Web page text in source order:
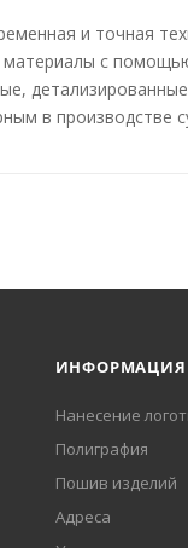
и точная
материалы с
в производстве
ИНФОРМАЦИЯ
Нанесение
Полиграфия
Пошив изделий
Адреса